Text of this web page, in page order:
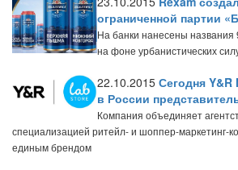
ограниченной партии
На банки нанесены названия
на фоне урбанистических
22.10.2015 Сегодня
в России
Компания объединяет
специализацией ритейл- и шоппер-маркетинг-
единым брендом